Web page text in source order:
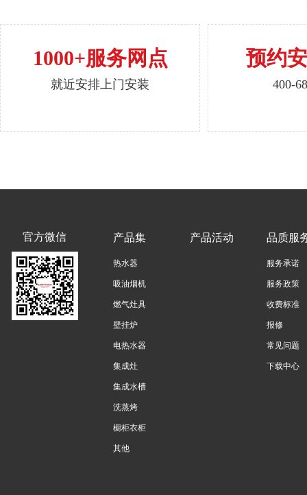
1000+服务网点
就近安排上门安装
预约
400-
官方微信 产品集
热水器
吸油烟机
燃气灶具
壁挂炉
电热水器
集成灶
集成水槽
洗蒸烤
橱柜衣柜
其他
产品活动 品质服
服务承诺
服务政策
收费标准
报修
常见问题
下载中心